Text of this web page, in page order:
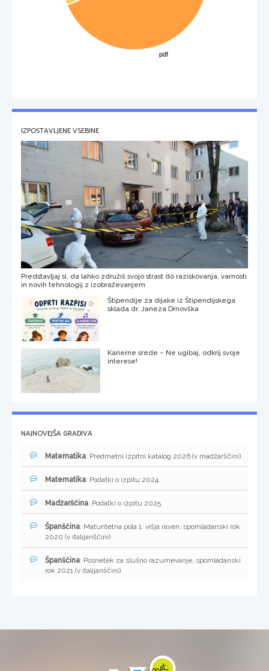
IZPOSTAVLJENE VSEBINE
Predstavljaj si, da lahko združiš svojo strast do raziskovanja, varnosti
in novih tehnologij z izobraževanjem
Štipendije za dijake iz Štipendijskega
sklada dr. Janeza Drnovška
Karierne srede – Ne ugibaj, odkrij svoje
interese!
NAJNOVEJŠA GRADIVA
Matematika: Predmetni izpitni katalog 2026 (v madžarščini)
Matematika: Podatki o izpitu 2024
Madžarščina: Podatki o izpitu 2025
Španščina: Maturitetna pola 1, višja raven, spomladanski rok
2020 (v italijanščini)
Španščina: Posnetek za slušno razumevanje, spomladanski
rok 2021 (v italijanščini)